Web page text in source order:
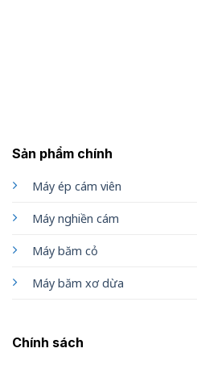
Sản phẩm chính
Máy ép cám viên
Máy nghiền cám
Máy băm cỏ
Máy băm xơ dừa
Chính sách